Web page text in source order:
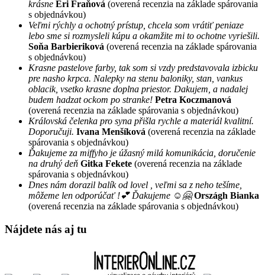
krásne Eri Fraňová (overená recenzia na základe spárovania
s objednávkou)
Veľmi rýchly a ochotný prístup, chcela som vrátiť peniaze
lebo sme si rozmysleli kúpu a okamžite mi to ochotne vyriešili.
Soňa Barbieriková (overená recenzia na základe spárovania
s objednávkou)
Krasne pastelove farby, tak som si vzdy predstavovala izbicku
pre nasho krpca. Nalepky na stenu baloniky, stan, vankus
oblacik, vsetko krasne doplna priestor. Dakujem, a nadalej
budem hadzat ockom po stranke! Petra Koczmanová
(overená recenzia na základe spárovania s objednávkou)
Královská čelenka pro syna přišla rychle a materiál kvalitní.
Doporučuji. Ivana Menšíková (overená recenzia na základe
spárovania s objednávkou)
Ďakujeme za miffyho je úžasný milá komunikácia, doručenie
na druhý deň Gitka Fekete (overená recenzia na základe
spárovania s objednávkou)
Dnes nám dorazil balík od lovel , veľmi sa z neho tešíme,
môžeme len odporúčať !💕 Ďakujeme ☺️🤗 Országh Bianka
(overená recenzia na základe spárovania s objednávkou)
Nájdete nás aj tu